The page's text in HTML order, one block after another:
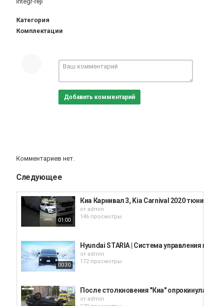
Категория
Комплектации
Добавить комментарий
Комментариев нет.
Следующее
01:00
Киа Карнивал 3, Kia Carnival 2020 тюнинг
от admin
146 просмотры
00:30
Hyundai STARIA | Система управления
от admin
172 просмотры
После столкновения "Киа" опрокинулась
от admin